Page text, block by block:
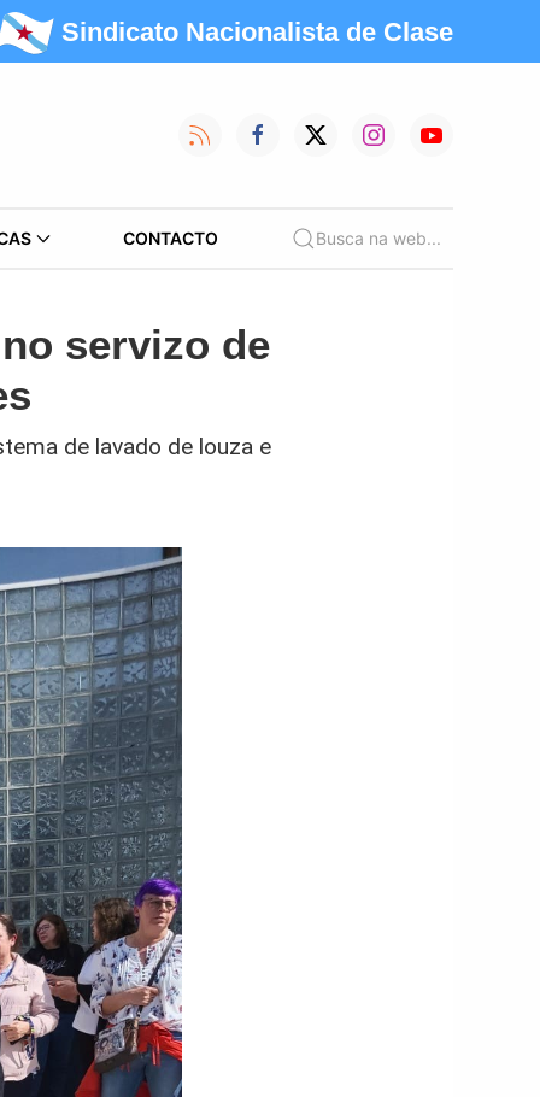
Sindicato Nacionalista de Clase
CONTACTO Busca na web...
servizo de
de lavado de louza e